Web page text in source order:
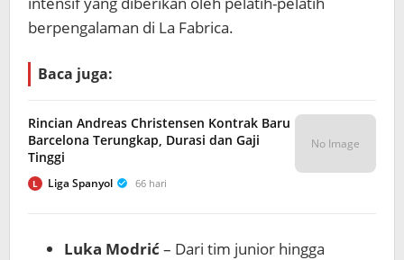
berpengalaman di La Fabrica.
Baca juga:
Rincian Andreas Christensen Kontrak Baru
Barcelona Terungkap, Durasi dan Gaji
Tinggi
L Liga Spanyol 66 hari
No Image
Luka Modrić– Dari tim junior hingga